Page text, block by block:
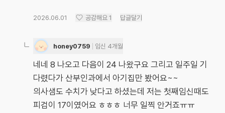
2026.06.01 공감해요 1 답글달기
honey0759 임신 4개월
네네 8 나오고 다음이 24 나왔구요 그리고 일주일 기
다렸다가 산부인과에서 아기집만 봤어요~~
의사샘도 수치가 낮다고 하셨는데 저는 첫째임신때도
피검이 17이였어요 ㅎㅎㅎ 너무 일찍 안거죠ㅠㅠ